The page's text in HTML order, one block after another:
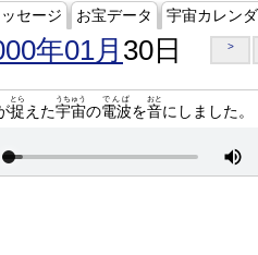
セージ お宝データ 宇宙カレン
年01月 30日 >
捉
とら
えた宇宙
うちゅう
の電波
でんぱ
を音
おと
にしました。